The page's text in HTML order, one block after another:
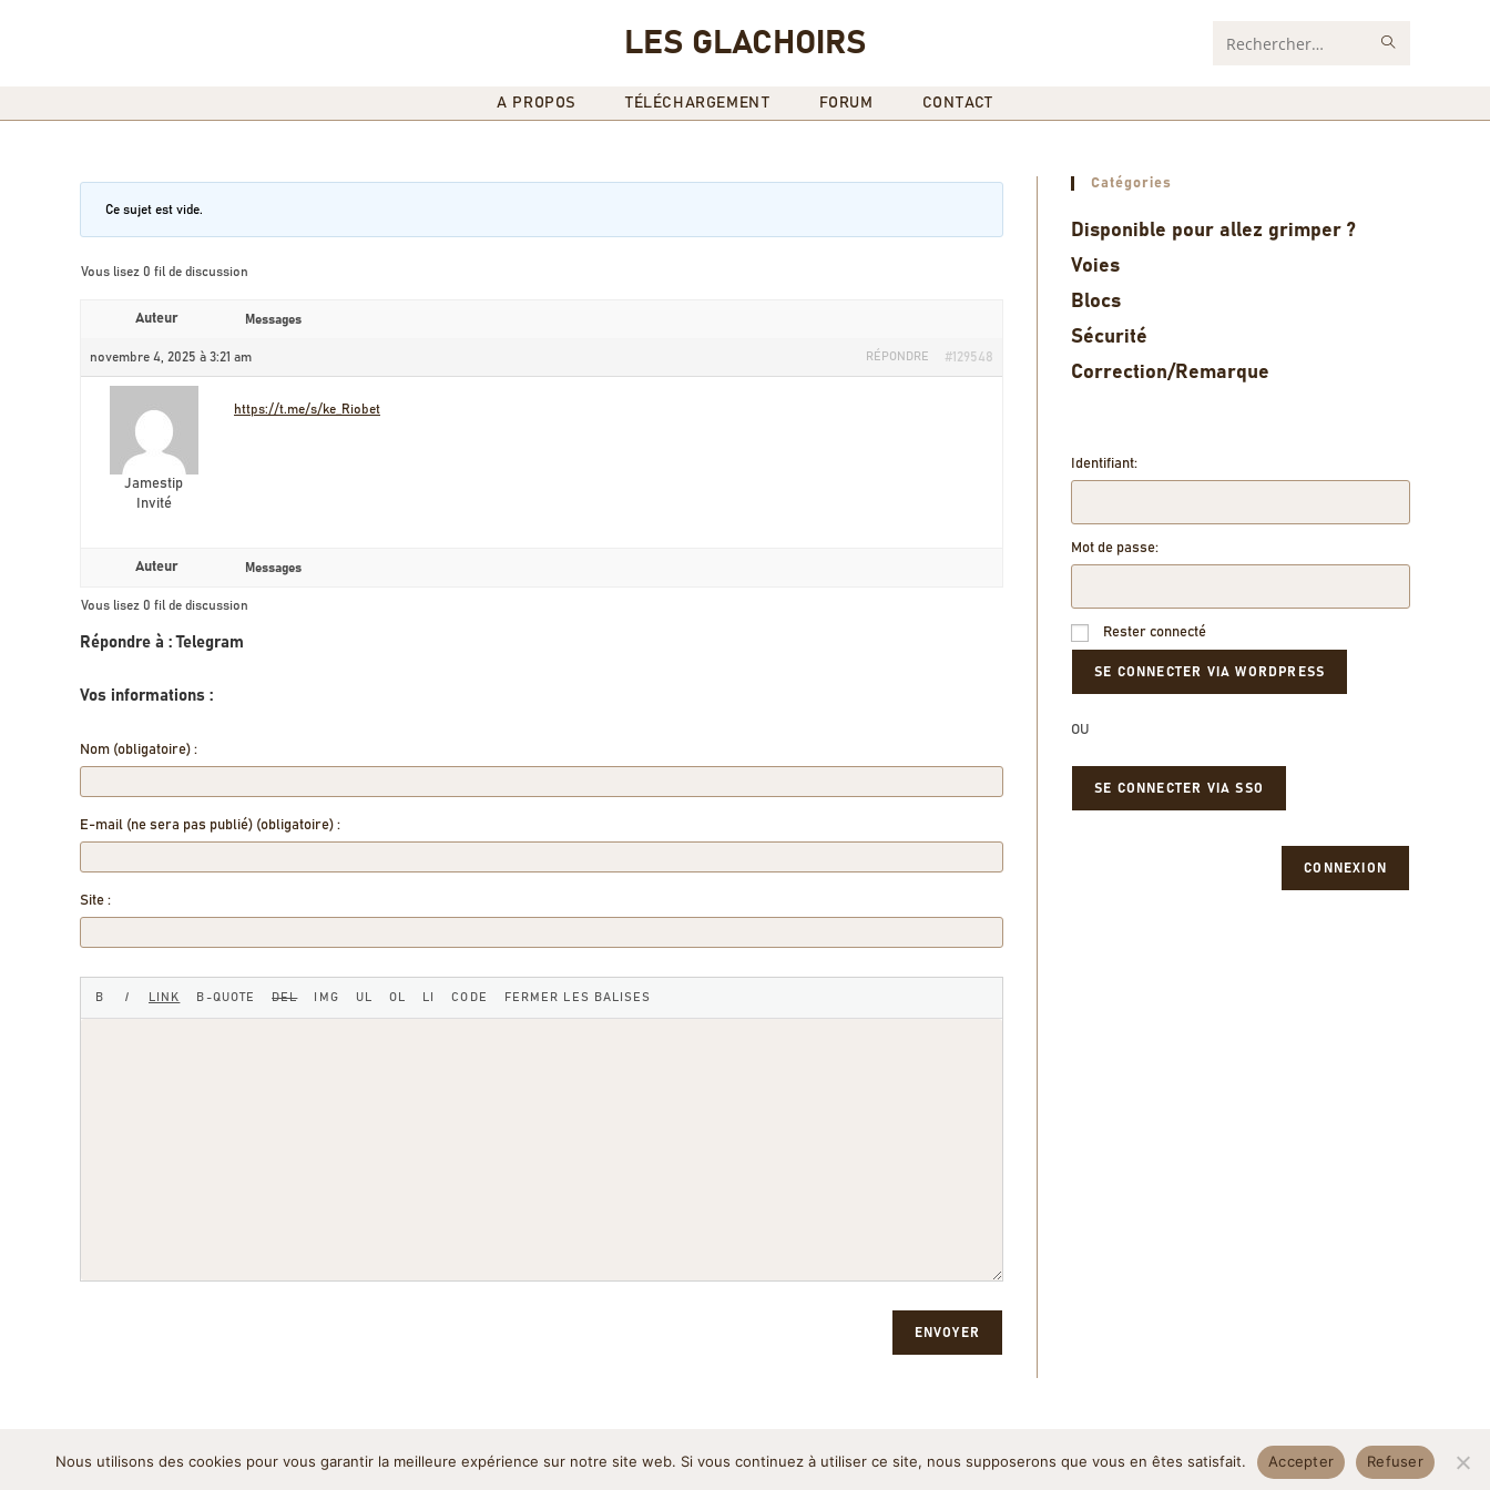
LES GLACHOIRS Rechercher
A PROPOS TÉLÉCHARGEMENT FORUM CONTACT
Ce sujet est vide.
Vous lisez 0 fil de discussion
Auteur Messages
novembre 4, 2025 à 3:21 am #129548
RÉPONDRE
Jamestip
Invité
https://t.me/s/ke_Riobet
Auteur Messages
Vous lisez 0 fil de discussion
Répondre à : Telegram
Vos informations :
Nom (obligatoire) :
E-mail (ne sera pas publié) (obligatoire) :
Site :
ENVOYER
Catégories
Disponible pour allez grimper ?
Voies
Blocs
Sécurité
Correction/Remarque
Identifiant:
Mot de passe:
Rester connecté
OU
SE CONNECTER VIA SSO
CONNEXION
Mentions légales Politique de cookies Politique de confidentialité
Nous utilisons des cookies pour vous garantir la meilleure expérience sur notre site web. Si vous continuez à utiliser ce site, nous supposerons que vous en êtes satisfait. Accepter Refuser